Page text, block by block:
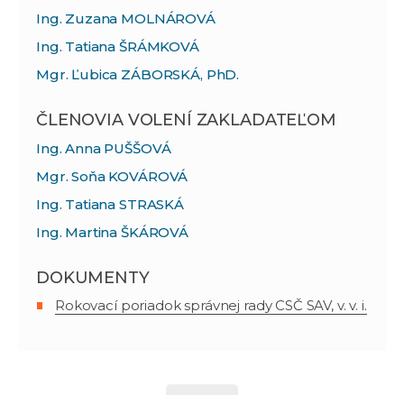
Ing. Zuzana MOLNÁROVÁ
Ing. Tatiana ŠRÁMKOVÁ
Mgr. Ľubica ZÁBORSKÁ, PhD.
ČLENOVIA VOLENÍ ZAKLADATEĽOM
Ing. Anna PUŠŠOVÁ
Mgr. Soňa KOVÁROVÁ
Ing. Tatiana STRASKÁ
Ing. Martina ŠKÁROVÁ
DOKUMENTY
Rokovací poriadok správnej rady CSČ SAV, v. v. i.